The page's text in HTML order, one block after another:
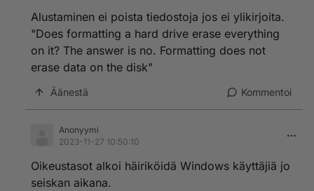
Alustaminen ei poista tiedostoja jos ei ylikirjoita.
"Does formatting a hard drive erase everything
on it? The answer is no. Formatting does not
erase data on the disk"
Äänestä Kommentoi
Anonyymi
2023-11-27 10:50:10
Oikeustasot alkoi häiriköidä Windows käyttäjiä jo
seiskan aikana.